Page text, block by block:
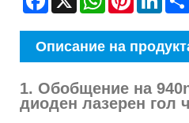
Описание на
1. Обобщение на
диоден лазерен гол